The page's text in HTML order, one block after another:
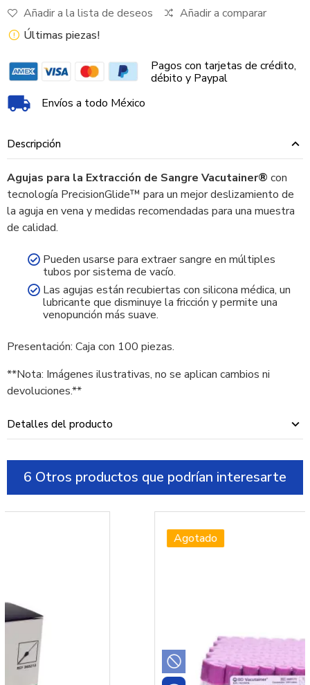
Añadir a la lista de deseos
Añadir a comparar
Últimas piezas!
Pagos con tarjetas de crédito,
débito y Paypal
Envíos a todo México
Descripción
Agujas para la Extracción de Sangre Vacutainer® con
tecnología PrecisionGlide™ para un mejor deslizamiento de
la aguja en vena y medidas recomendadas para una muestra
de calidad.
Pueden usarse para extraer sangre en múltiples
tubos por sistema de vacío.
Las agujas están recubiertas con silicona médica, un
lubricante que disminuye la fricción y permite una
venopunción más suave.
Presentación: Caja con 100 piezas.
**Nota: Imágenes ilustrativas, no se aplican cambios ni
devoluciones.**
Detalles del producto
6 Otros productos que podrían interesarte